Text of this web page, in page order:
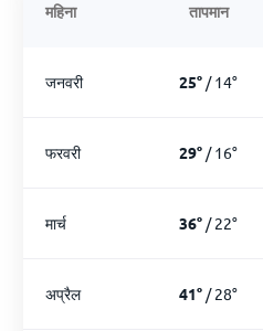
महिना तापमान
जनवरी 25° /14°
फरवरी 29° /16°
मार्च 36° /22°
अप्रैल 41° /28°